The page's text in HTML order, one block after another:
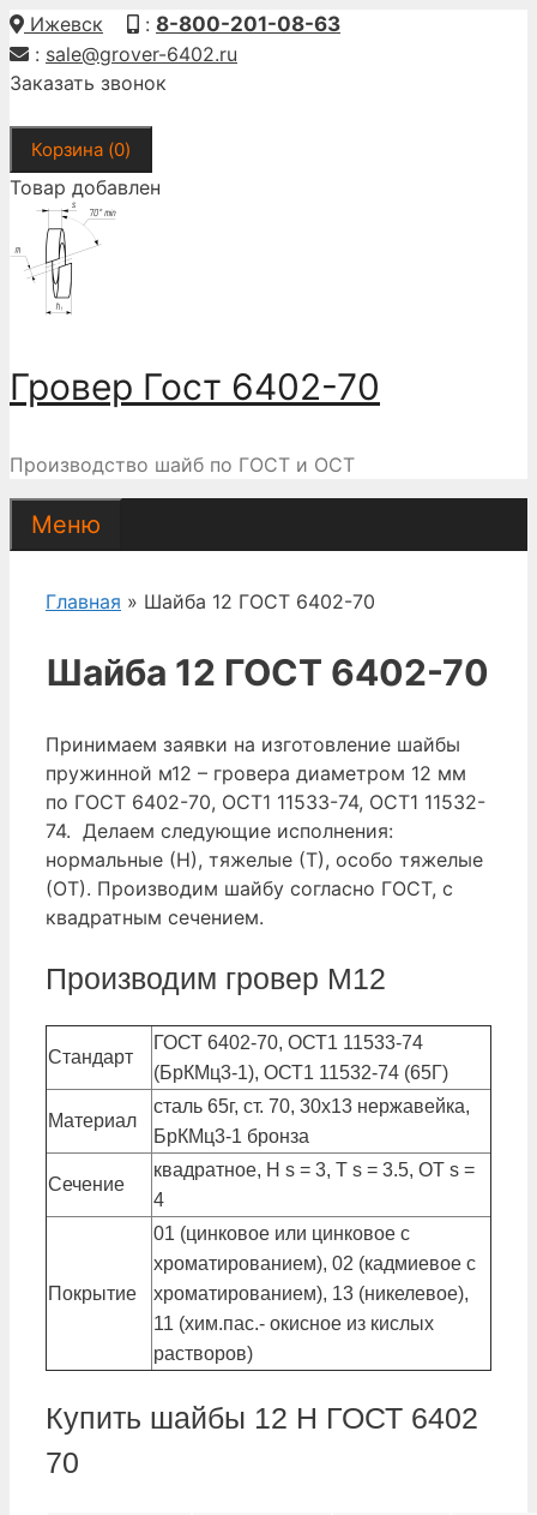
Перейти
к
содержимому
Ижевск : 8-800-201-08-63
: sale@grover-6402.ru
Заказать звонок
Корзина (0)
Товар добавлен
Гровер Гост 6402-70
Производство шайб по ГОСТ и ОСТ
Меню
Главная » Шайба 12 ГОСТ 6402-70
Шайба 12 ГОСТ 6402-70
Принимаем заявки на изготовление шайбы
пружинной м12 – гровера диаметром 12 мм
по ГОСТ 6402-70, ОСТ1 11533-74, ОСТ1 11532-
74. Делаем следующие исполнения:
нормальные (Н), тяжелые (Т), особо тяжелые
(ОТ). Производим шайбу согласно ГОСТ, с
квадратным сечением.
Производим гровер М12
Стандарт
ГОСТ 6402-70, ОСТ1 11533-74
(БрКМц3-1), ОСТ1 11532-74 (65Г)
Материал
сталь 65г, ст. 70, 30х13 нержавейка,
БрКМц3-1 бронза
Сечение
квадратное, Н s = 3, Т s = 3.5, ОТ s =
4
Покрытие
01 (цинковое или цинковое с
хроматированием), 02 (кадмиевое с
хроматированием), 13 (никелевое),
11 (хим.пас.- окисное из кислых
растворов)
Купить шайбы 12 Н ГОСТ 6402
70